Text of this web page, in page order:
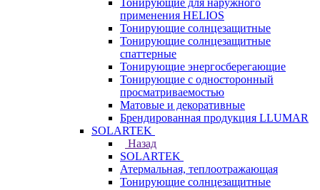
Тонирующие для наружного
применения HELIOS
Тонирующие солнцезащитные
Тонирующие солнцезащитные
спаттерные
Тонирующие энергосберегающие
Тонирующие с односторонный
просматриваемостью
Матовые и декоративные
Брендированная продукция LLUMAR
SOLARTEK
Назад
SOLARTEK
Атермальная, теплоотражающая
Тонирующие солнцезащитные